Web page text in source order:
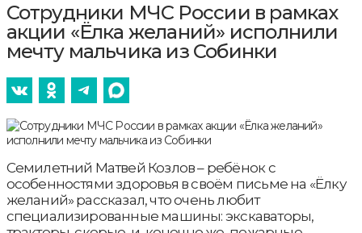
Сотрудники МЧС России в рамках
акции «Ёлка желаний» исполнили
мечту мальчика из Собинки
Семилетний Матвей Козлов – ребёнок с
особенностями здоровья в своём письме на «Ёлку
желаний» рассказал, что очень любит
специализированные машины: экскаваторы,